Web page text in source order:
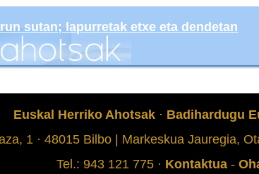
sutan; lapurretak etxe eta dendetan
Euskal Herriko Ahotsak · Badihardugu
1 · 48015 Bilbo | Markeskua Jauregia,
Tel.: 943 121 775 · Kontaktua -